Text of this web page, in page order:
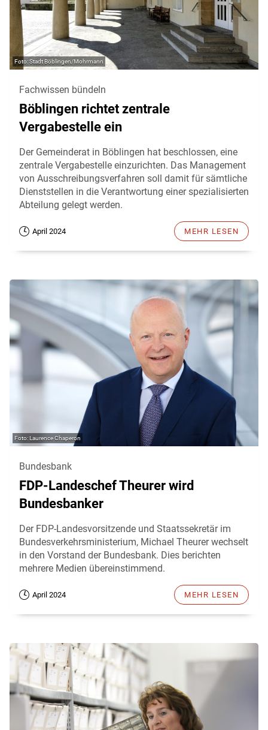
Stadt Böblingen/Mohrmann
Fachwissen bündeln
Böblingen richtet zentrale
Vergabestelle ein
Der Gemeinderat in Böblingen hat beschlossen, eine
zentrale Vergabestelle einzurichten. Das Management
von Ausschreibungsverfahren soll damit für sämtliche
Dienststellen in die Verantwortung einer spezialisierten
Abteilung gelegt werden.
April 2024 MEHR LESEN
Laurence Chaperon
Bundesbank
FDP-Landeschef Theurer wird
Bundesbanker
Der FDP-Landesvorsitzende und Staatssekretär im
Bundesverkehrsministerium, Michael Theurer wechselt
in den Vorstand der Bundesbank. Dies berichten
mehrere Medien übereinstimmend.
April 2024 MEHR LESEN